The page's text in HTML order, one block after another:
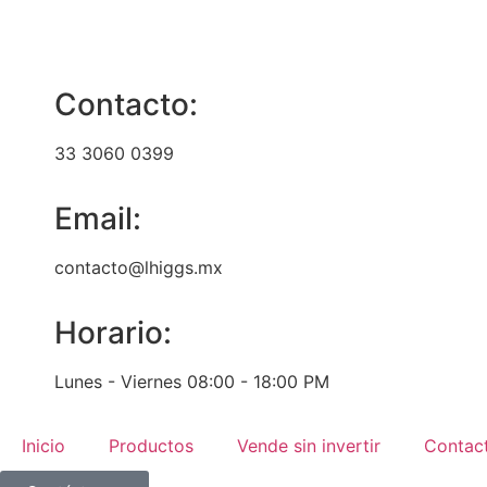
Contacto:
33 3060 0399
Email:
contacto@lhiggs.mx
Horario:
Lunes - Viernes 08:00 - 18:00 PM
Inicio Productos Vende sin invertir